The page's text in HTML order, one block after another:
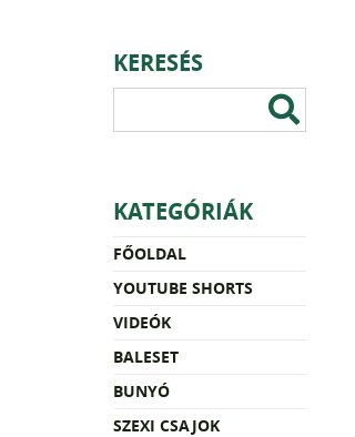
KERESÉS
KATEGÓRIÁK
FŐOLDAL
YOUTUBE SHORTS
VIDEÓK
BALESET
BUNYÓ
SZEXI CSAJOK